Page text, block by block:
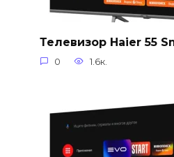
Телевизор Haier 55
0 1.6к.